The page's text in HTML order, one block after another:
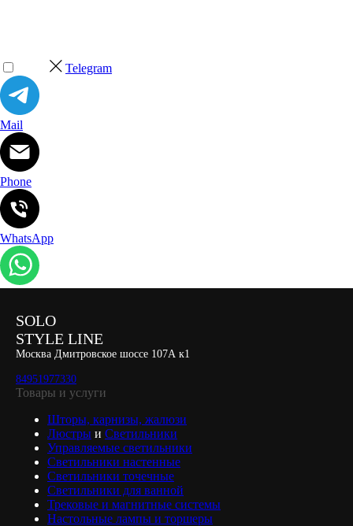
Telegram
Mail
Phone
WhatsApp
SOLO
STYLE LINE
Москва Дмитровское шоссе 107А к1
84951977330
Товары и услуги
Шторы, карнизы, жалюзи
Люстры и Светильники
Управляемые светильники
Светильники настенные
Светильники точечные
Светильники для ванной
Трековые и магнитные системы
Настольные лампы и торшеры